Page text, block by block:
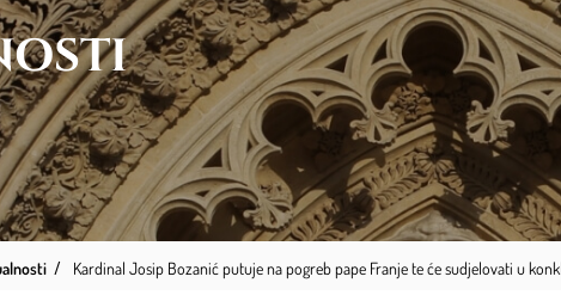
Kardinal Josip Bozanić putuje na pogreb pape Franje te će sudjelovati u